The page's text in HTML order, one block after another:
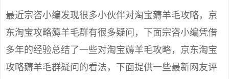
最近宗咨小编发现很多小伙伴对淘宝薅羊毛攻略，京
东淘宝攻略薅羊毛群有很多疑问，下面宗咨小编凭借
多年的经验总结了一些对淘宝薅羊毛攻略，京东淘宝
攻略薅羊毛群疑问的看法，下面提供一些最新网友评